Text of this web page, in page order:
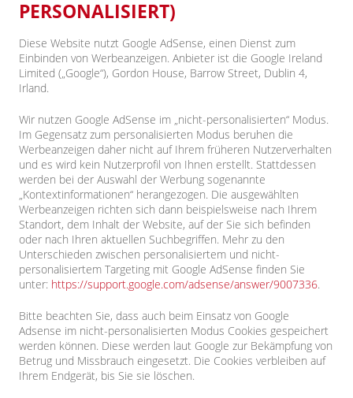
PERSONALISIERT)
Diese Website nutzt Google AdSense, einen Dienst zum
Einbinden von Werbeanzeigen. Anbieter ist die Google Ireland
Limited („Google“), Gordon House, Barrow Street, Dublin 4,
Irland.
Wir nutzen Google AdSense im „nicht-personalisierten“ Modus.
Im Gegensatz zum personalisierten Modus beruhen die
Werbeanzeigen daher nicht auf Ihrem früheren Nutzerverhalten
und es wird kein Nutzerprofil von Ihnen erstellt. Stattdessen
werden bei der Auswahl der Werbung sogenannte
„Kontextinformationen“ herangezogen. Die ausgewählten
Werbeanzeigen richten sich dann beispielsweise nach Ihrem
Standort, dem Inhalt der Website, auf der Sie sich befinden
oder nach Ihren aktuellen Suchbegriffen. Mehr zu den
Unterschieden zwischen personalisiertem und nicht-
personalisiertem Targeting mit Google AdSense finden Sie
unter: https://support.google.com/adsense/answer/9007336.
Bitte beachten Sie, dass auch beim Einsatz von Google
Adsense im nicht-personalisierten Modus Cookies gespeichert
werden können. Diese werden laut Google zur Bekämpfung von
Betrug und Missbrauch eingesetzt. Die Cookies verbleiben auf
Ihrem Endgerät, bis Sie sie löschen.